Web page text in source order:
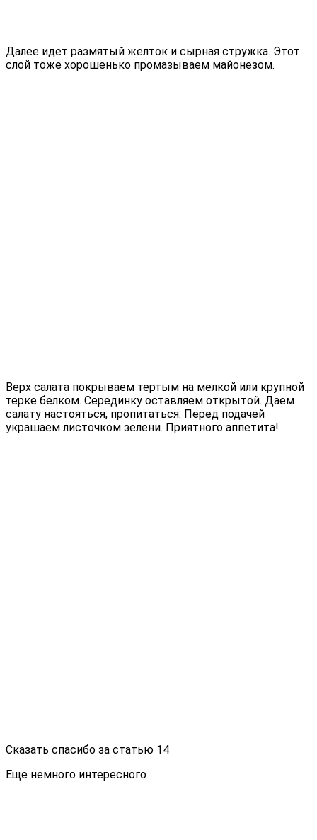
Далее идет размятый желток и сырная стружка. Этот
слой тоже хорошенько промазываем майонезом.
Верх салата покрываем тертым на мелкой или крупной
терке белком. Серединку оставляем открытой. Даем
салату настояться, пропитаться. Перед подачей
украшаем листочком зелени. Приятного аппетита!
Сказать спасибо за статью 14
Еще немного интересного